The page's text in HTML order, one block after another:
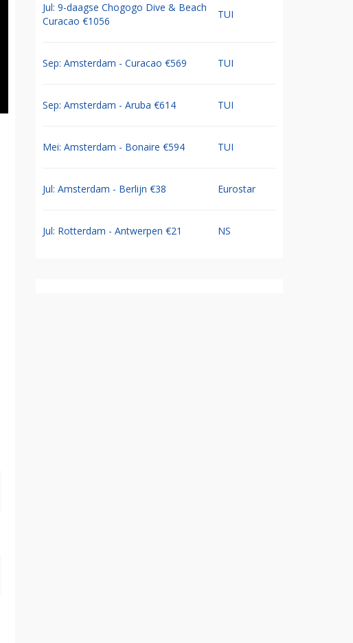
Jul: 9-daagse Chogogo Dive & Beach
Curacao €1056
TUI
Sep: Amsterdam - Curacao €569 TUI
Sep: Amsterdam - Aruba €614 TUI
Mei: Amsterdam - Bonaire €594 TUI
Jul: Amsterdam - Berlijn €38 Eurostar
Jul: Rotterdam - Antwerpen €21 NS